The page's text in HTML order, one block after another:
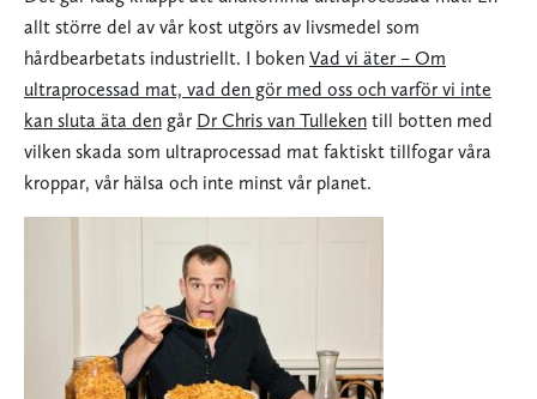
allt större del av vår kost utgörs av livsmedel som
hårdbearbetats industriellt. I boken Vad vi äter – Om
ultraprocessad mat, vad den gör med oss och varför vi inte
kan sluta äta den går Dr Chris van Tulleken till botten med
vilken skada som ultraprocessad mat faktiskt tillfogar våra
kroppar, vår hälsa och inte minst vår planet.